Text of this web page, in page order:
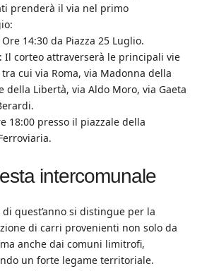
prenderà il via nel primo
14:30 da Piazza 25 Luglio.
Il corteo attraverserà le principali vie
cui via Roma, via Madonna della
della Libertà, via Aldo Moro, via Gaeta
18:00 presso il piazzale della
intercomunale
di quest’anno si distingue per la
di carri provenienti non solo da
ma anche dai comuni limitrofi,
un forte legame territoriale.